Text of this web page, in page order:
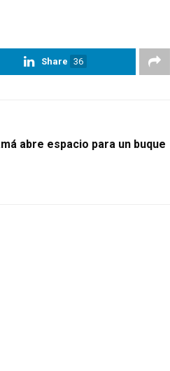
Share 36
abre espacio para un buque